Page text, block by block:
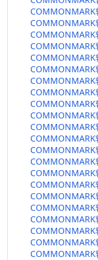
COMMONMARK
COMMONMARK
COMMONMARK
COMMONMARK
COMMONMARK
COMMONMARK
COMMONMARK
COMMONMARK
COMMONMARK
COMMONMARK
COMMONMARK
COMMONMARK
COMMONMARK
COMMONMARK
COMMONMARK
COMMONMARK
COMMONMARK
COMMONMARK
COMMONMARK